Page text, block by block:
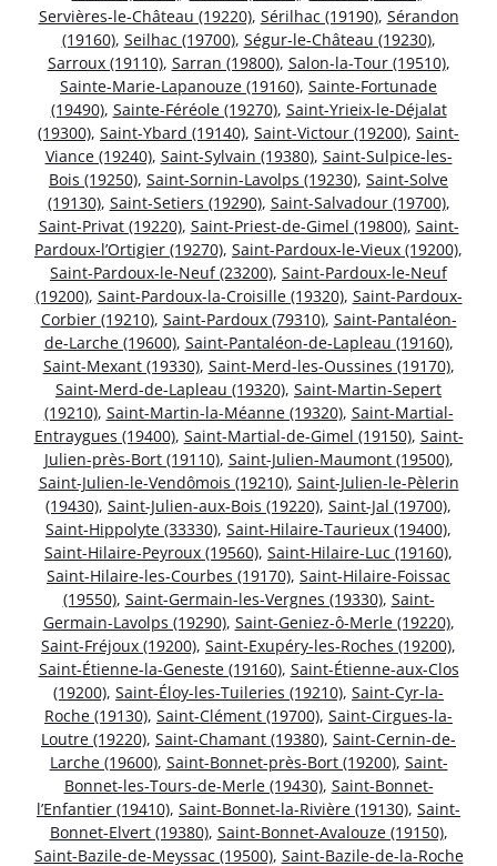
Servières-le-Château (19220), Sérilhac (19190), Sérandon
(19160), Seilhac (19700), Ségur-le-Château (19230),
Sarroux (19110), Sarran (19800), Salon-la-Tour (19510),
Sainte-Marie-Lapanouze (19160), Sainte-Fortunade
(19490), Sainte-Féréole (19270), Saint-Yrieix-le-Déjalat
(19300), Saint-Ybard (19140), Saint-Victour (19200), Saint-
Viance (19240), Saint-Sylvain (19380), Saint-Sulpice-les-
Bois (19250), Saint-Sornin-Lavolps (19230), Saint-Solve
(19130), Saint-Setiers (19290), Saint-Salvadour (19700),
Saint-Privat (19220), Saint-Priest-de-Gimel (19800), Saint-
Pardoux-l’Ortigier (19270), Saint-Pardoux-le-Vieux (19200),
Saint-Pardoux-le-Neuf (23200), Saint-Pardoux-le-Neuf
(19200), Saint-Pardoux-la-Croisille (19320), Saint-Pardoux-
Corbier (19210), Saint-Pardoux (79310), Saint-Pantaléon-
de-Larche (19600), Saint-Pantaléon-de-Lapleau (19160),
Saint-Mexant (19330), Saint-Merd-les-Oussines (19170),
Saint-Merd-de-Lapleau (19320), Saint-Martin-Sepert
(19210), Saint-Martin-la-Méanne (19320), Saint-Martial-
Entraygues (19400), Saint-Martial-de-Gimel (19150), Saint-
Julien-près-Bort (19110), Saint-Julien-Maumont (19500),
Saint-Julien-le-Vendômois (19210), Saint-Julien-le-Pèlerin
(19430), Saint-Julien-aux-Bois (19220), Saint-Jal (19700),
Saint-Hippolyte (33330), Saint-Hilaire-Taurieux (19400),
Saint-Hilaire-Peyroux (19560), Saint-Hilaire-Luc (19160),
Saint-Hilaire-les-Courbes (19170), Saint-Hilaire-Foissac
(19550), Saint-Germain-les-Vergnes (19330), Saint-
Germain-Lavolps (19290), Saint-Geniez-ô-Merle (19220),
Saint-Fréjoux (19200), Saint-Exupéry-les-Roches (19200),
Saint-Étienne-la-Geneste (19160), Saint-Étienne-aux-Clos
(19200), Saint-Éloy-les-Tuileries (19210), Saint-Cyr-la-
Roche (19130), Saint-Clément (19700), Saint-Cirgues-la-
Loutre (19220), Saint-Chamant (19380), Saint-Cernin-de-
Larche (19600), Saint-Bonnet-près-Bort (19200), Saint-
Bonnet-les-Tours-de-Merle (19430), Saint-Bonnet-
l’Enfantier (19410), Saint-Bonnet-la-Rivière (19130), Saint-
Bonnet-Elvert (19380), Saint-Bonnet-Avalouze (19150),
Saint-Bazile-de-Meyssac (19500), Saint-Bazile-de-la-Roche